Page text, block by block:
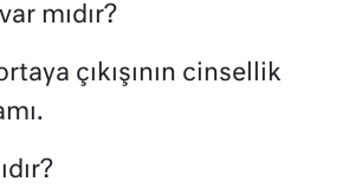
mıdır?
çıkışının cinsellik